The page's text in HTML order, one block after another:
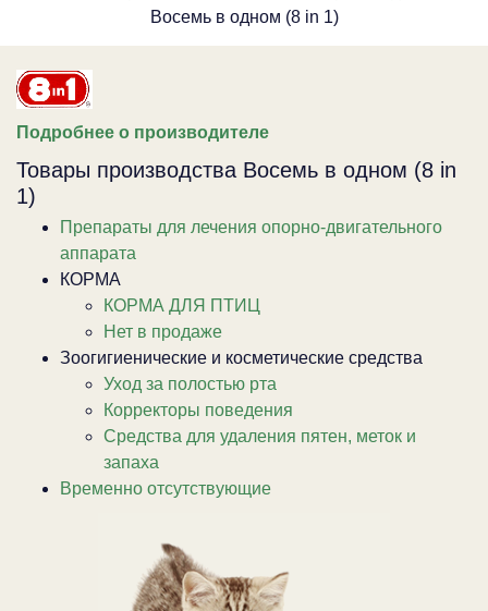
Восемь в одном (8 in 1)
Подробнее о производителе
Товары производства Восемь в одном (8 in
1)
Препараты для лечения опорно-двигательного
аппарата
КОРМА
КОРМА ДЛЯ ПТИЦ
Нет в продаже
Зоогигиенические и косметические средства
Уход за полостью рта
Корректоры поведения
Средства для удаления пятен, меток и
запаха
Временно отсутствующие